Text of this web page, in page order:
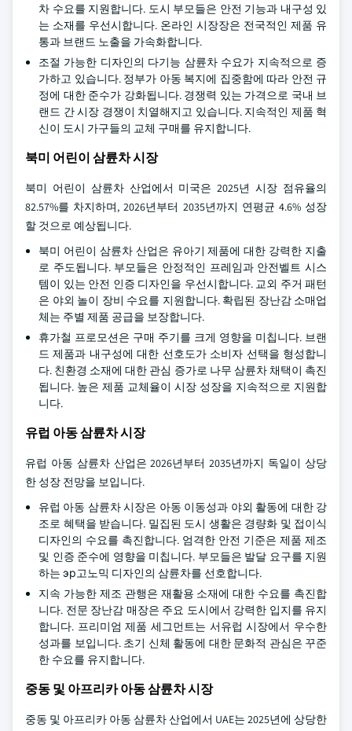
차 수요를 지원합니다. 도시 부모들은 안전 기능과 내구성 있
는 소재를 우선시합니다. 온라인 시장장은 전국적인 제품 유
통과 브랜드 노출을 가속화합니다.
조절 가능한 디자인의 다기능 삼륜차 수요가 지속적으로 증
가하고 있습니다. 정부가 아동 복지에 집중함에 따라 안전 규
정에 대한 준수가 강화됩니다. 경쟁력 있는 가격으로 국내 브
랜드 간 시장 경쟁이 치열해지고 있습니다. 지속적인 제품 혁
신이 도시 가구들의 교체 구매를 유지합니다.
북미 어린이 삼륜차 시장
북미 어린이 삼륜차 산업에서 미국은 2025년 시장 점유율의
82.57%를 차지하며, 2026년부터 2035년까지 연평균 4.6% 성장
할 것으로 예상됩니다.
북미 어린이 삼륜차 산업은 유아기 제품에 대한 강력한 지출
로 주도됩니다. 부모들은 안정적인 프레임과 안전벨트 시스
템이 있는 안전 인증 디자인을 우선시합니다. 교외 주거 패턴
은 야외 놀이 장비 수요를 지원합니다. 확립된 장난감 소매업
체는 주별 제품 공급을 보장합니다.
휴가철 프로모션은 구매 주기를 크게 영향을 미칩니다. 브랜
드 제품과 내구성에 대한 선호도가 소비자 선택을 형성합니
다. 친환경 소재에 대한 관심 증가로 나무 삼륜차 채택이 촉진
됩니다. 높은 제품 교체율이 시장 성장을 지속적으로 지원합
니다.
유럽 아동 삼륜차 시장
유럽 아동 삼륜차 산업은 2026년부터 2035년까지 독일이 상당
한 성장 전망을 보입니다.
유럽 아동 삼륜차 시장은 아동 이동성과 야외 활동에 대한 강
조로 혜택을 받습니다. 밀집된 도시 생활은 경량화 및 접이식
디자인의 수요를 촉진합니다. 엄격한 안전 기준은 제품 제조
및 인증 준수에 영향을 미칩니다. 부모들은 발달 요구를 지원
하는 эр고노믹 디자인의 삼륜차를 선호합니다.
지속 가능한 제조 관행은 재활용 소재에 대한 수요를 촉진합
니다. 전문 장난감 매장은 주요 도시에서 강력한 입지를 유지
합니다. 프리미엄 제품 세그먼트는 서유럽 시장에서 우수한
성과를 보입니다. 초기 신체 활동에 대한 문화적 관심은 꾸준
한 수요를 유지합니다.
중동 및 아프리카 아동 삼륜차 시장
중동 및 아프리카 아동 삼륜차 산업에서 UAE는 2025년에 상당한